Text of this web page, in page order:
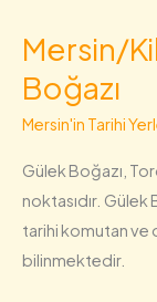
Mersin/
Boğazı
Mersin'in Tarihi
Gülek Boğazı,
noktasıdır. Gülek
tarihi komutan ve
bilinmektedir.
Mersin/Kilikya
Kapısı-
Gülek
Boğazı